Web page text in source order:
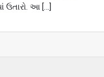
ઉતારો. આ […]